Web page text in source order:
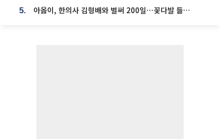
5. 아옳이, 한의사 김형배와 벌써 200일⋯꽃다발 들고 "프러포즈 아냐"